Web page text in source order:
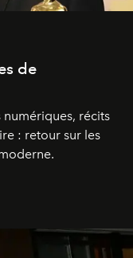
de
numériques, récits
: retour sur les